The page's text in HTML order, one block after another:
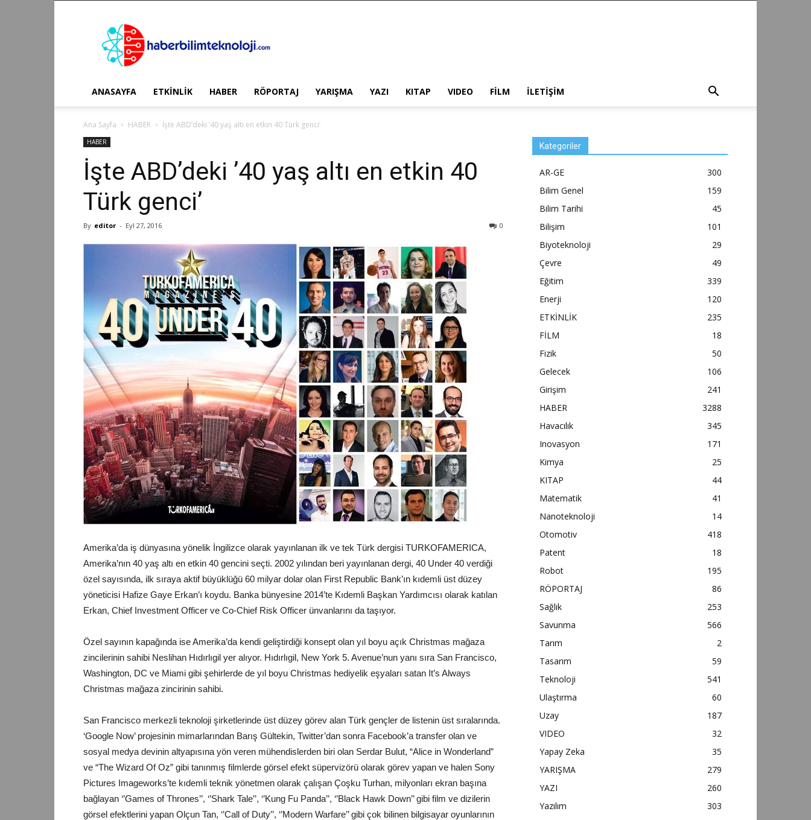
Haber
Bilim
Teknoloji
ANASAYFA ETKİNLİK HABER RÖPORTAJ YARIŞMA YAZI KITAP VIDEO FİLM İLETİŞİM
Ana Sayfa HABER İşte ABD’deki ’40 yaş altı en etkin 40 Türk genci’
HABER
İşte ABD’deki ’40 yaş altı en etkin 40
Türk genci’
By editor - Eyl 27, 2016 0
Amerika’da iş dünyasına yönelik İngilizce olarak yayınlanan ilk ve tek Türk dergisi TURKOFAMERICA,
Amerika’nın 40 yaş altı en etkin 40 gencini seçti. 2002 yılından beri yayınlanan dergi, 40 Under 40 verdiği
özel sayısında, ilk sıraya aktif büyüklüğü 60 milyar dolar olan First Republic Bank’ın kıdemli üst düzey
yöneticisi Hafize Gaye Erkan’ı koydu. Banka bünyesine 2014’te Kıdemli Başkan Yardımcısı olarak katılan
Erkan, Chief Investment Officer ve Co-Chief Risk Officer ünvanlarını da taşıyor.
Özel sayının kapağında ise Amerika’da kendi geliştirdiği konsept olan yıl boyu açık Christmas mağaza
zincilerinin sahibi Neslihan Hıdırlıgil yer alıyor. Hıdırlıgil, New York 5. Avenue’nun yanı sıra San Francisco,
Washington, DC ve Miami gibi şehirlerde de yıl boyu Christmas hediyelik eşyaları satan It’s Always
Christmas mağaza zincirinin sahibi.
San Francisco merkezli teknoloji şirketlerinde üst düzey görev alan Türk gençler de listenin üst sıralarında.
‘Google Now’ projesinin mimarlarından Barış Gültekin, Twitter’dan sonra Facebook’a transfer olan ve
sosyal medya devinin altyapısına yön veren mühendislerden biri olan Serdar Bulut, “Alice in Wonderland”
ve “The Wizard Of Oz” gibi tanınmış filmlerde görsel efekt süpervizörü olarak görev yapan ve halen Sony
Pictures Imageworks’te kıdemli teknik yönetmen olarak çalışan Çoşku Turhan, milyonları ekran başına
bağlayan ‘’Games of Thrones’’, ‘’Shark Tale’’, ‘’Kung Fu Panda’’, ‘’Black Hawk Down’’ gibi film ve dizilerin
görsel efektlerini yapan Olçun Tan, ‘’Call of Duty’’, ‘’Modern Warfare’’ gibi çok bilinen bilgisayar oyunlarının
Kategoriler
AR-GE
300
Bilim Genel
159
Bilim Tarihi
45
Bilişim
101
Biyoteknoloji
29
Çevre
49
Eğitim
339
Enerji
120
ETKİNLİK
235
FİLM
18
Fizik
50
Gelecek
106
Girişim
241
HABER
3288
Havacılık
345
Inovasyon
171
Kimya
25
KITAP
44
Matematik
41
Nanoteknoloji
14
Otomotiv
418
Patent
18
Robot
195
RÖPORTAJ
86
Sağlık
253
Savunma
566
Tarım
2
Tasarım
59
Teknoloji
541
Ulaştırma
60
Uzay
187
VIDEO
32
Yapay Zeka
35
YARIŞMA
279
YAZI
260
Yazılım
303